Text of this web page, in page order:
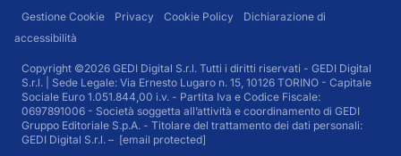
Gestione Cookie Privacy Cookie Policy
Dichiarazione di
accessibilità
Copyright ©2026 GEDI Digital S.r.l. Tutti i diritti riservati - GEDI Digital
S.r.l. | Sede Legale: Via Ernesto Lugaro n. 15, 10126 TORINO - Capitale
Sociale Euro 1.051.844,00 i.v. - Partita Iva e Codice Fiscale:
0697891006 - Società soggetta all’attività e coordinamento di GEDI
Gruppo Editoriale S.p.A. - Titolare del trattamento dei dati personali:
GEDI Digital S.r.l. – [email protected]